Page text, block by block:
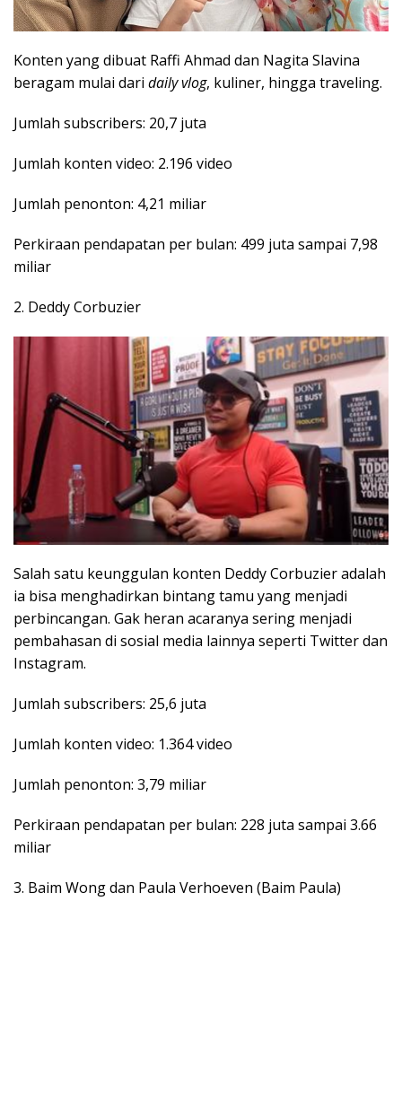
Konten yang dibuat Raffi Ahmad dan Nagita Slavina
beragam mulai dari daily vlog, kuliner, hingga traveling.
Jumlah subscribers: 20,7 juta
Jumlah konten video: 2.196 video
Jumlah penonton: 4,21 miliar
Perkiraan pendapatan per bulan: 499 juta sampai 7,98
miliar
2. Deddy Corbuzier
Salah satu keunggulan konten Deddy Corbuzier adalah
ia bisa menghadirkan bintang tamu yang menjadi
perbincangan. Gak heran acaranya sering menjadi
pembahasan di sosial media lainnya seperti Twitter dan
Instagram.
Jumlah subscribers: 25,6 juta
Jumlah konten video: 1.364 video
Jumlah penonton: 3,79 miliar
Perkiraan pendapatan per bulan: 228 juta sampai 3.66
miliar
3. Baim Wong dan Paula Verhoeven (Baim Paula)